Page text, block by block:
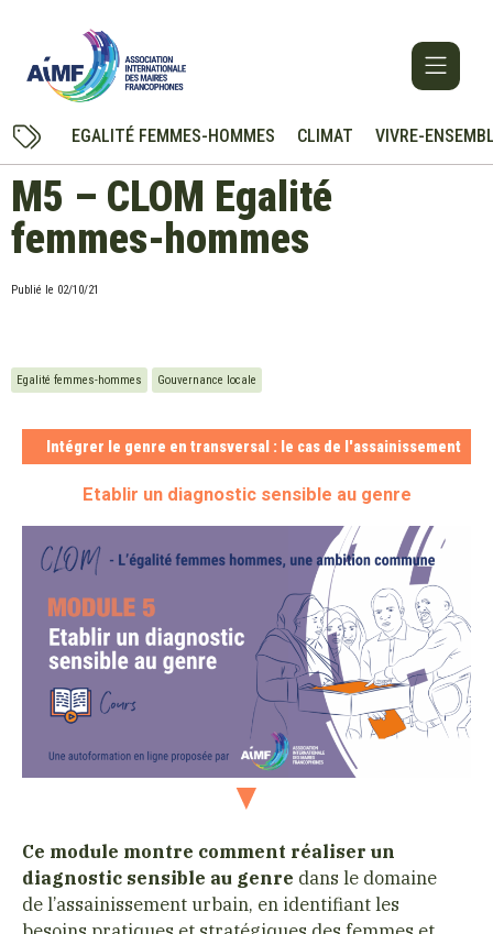
EGALITÉ FEMMES-HOMMES CLIMAT VIVRE-
M5 – CLOM Egalité
femmes-hommes
Publié le 02/10/21
Egalité femmes-hommes Gouvernance locale
Intégrer le genre en transversal : le cas de l'assainissement
Etablir un diagnostic sensible au genre
Ce module montre comment réaliser un
diagnostic sensible au genre dans le domaine
de l’assainissement urbain, en identifiant les